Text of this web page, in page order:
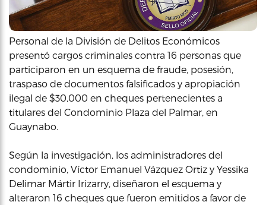
Personal de la División de Delitos Económicos
presentó cargos criminales contra 16 personas que
participaron en un esquema de fraude, posesión,
traspaso de documentos falsificados y apropiación
ilegal de $30,000 en cheques pertenecientes a
titulares del Condominio Plaza del Palmar, en
Guaynabo.
Según la investigación, los administradores del
condominio, Víctor Emanuel Vázquez Ortiz y Yessika
Delimar Mártir Irizarry, diseñaron el esquema y
alteraron 16 cheques que fueron emitidos a favor de